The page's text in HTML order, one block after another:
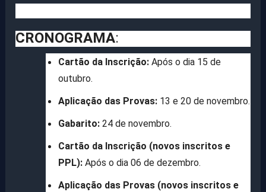
CRONOGRAMA:
Cartão da Inscrição: Após o dia 15 de
outubro.
Aplicação das Provas: 13 e 20 de novembro.
Gabarito: 24 de novembro.
Cartão da Inscrição (novos inscritos e
PPL): Após o dia 06 de dezembro.
Aplicação das Provas (novos inscritos e